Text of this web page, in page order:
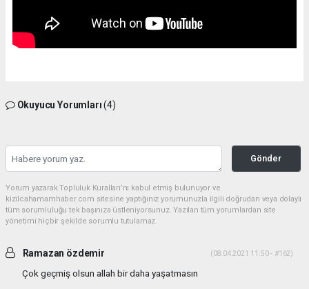
Okuyucu Yorumları(4)
Gönder
Yorum yazarak Topluluk Kuralları’nı kabul etmiş bulunuyor ve
kizilcahamamhaber.com sitesine yaptığınız yorumunuzla ilgili doğrudan veya dolaylı
tüm sorumluluğu tek başınıza üstleniyorsunuz. Yazılan tüm yorumlardan site
yönetimi hiçbir şekilde sorumlu tutulamaz.
Ramazan özdemir (08.04.2021 11:50 - #162)
Çok geçmiş olsun allah bir daha yaşatmasın